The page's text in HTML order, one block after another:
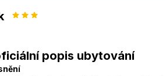
popis ubytování